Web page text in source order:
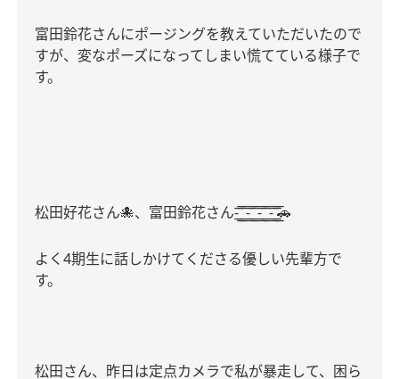
富田鈴花さんにポージングを教えていただいたので
すが、変なポーズになってしまい慌てている様子で
す。
松田好花さん🐙、富田鈴花さん-͟͟͞͞ ͟͟͞͞ -͟͟͞͞ ͟͟͞͞ -͟͟͞͞ ͟͟͞͞ -͟͟͞͞ ͟͟͞͞🚗
よく4期生に話しかけてくださる優しい先輩方で
す。
松田さん、昨日は定点カメラで私が暴走して、困ら